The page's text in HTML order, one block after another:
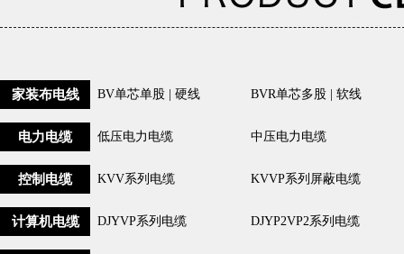
家装布电线 BV单芯单股 | 硬线 BVR单芯多股 | 软线
电力电缆 低压电力电缆 中压电力电缆
控制电缆 KVV系列电缆 KVVP系列屏蔽电缆
计算机电缆 DJYVP系列电缆 DJYP2VP2系列电缆